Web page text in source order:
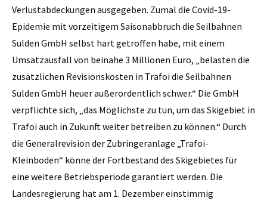
Verlustabdeckungen ausgegeben. Zumal die Covid-19-
Epidemie mit vorzeitigem Saisonabbruch die Seilbahnen
Sulden GmbH selbst hart getroffen habe, mit einem
Umsatzausfall von beinahe 3 Millionen Euro, „belasten die
zusätzlichen Revisionskosten in Trafoi die Seilbahnen
Sulden GmbH heuer außerordentlich schwer.“ Die GmbH
verpflichte sich, „das Möglichste zu tun, um das Skigebiet in
Trafoi auch in Zukunft weiter betreiben zu können.“ Durch
die Generalrevision der Zubringeranlage „Trafoi-
Kleinboden“ könne der Fortbestand des Skigebietes für
eine weitere Betriebsperiode garantiert werden. Die
Landesregierung hat am 1. Dezember einstimmig